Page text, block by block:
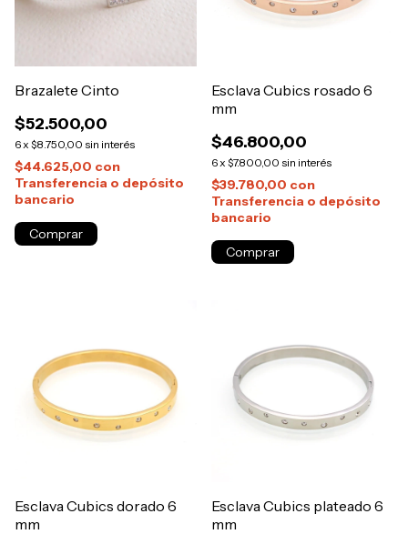
Brazalete Cinto
$52.500,00
6 x $8.750,00 sin interés
$44.625,00 con
Transferencia o depósito
bancario
Esclava Cubics rosado 6
mm
$46.800,00
6 x $7.800,00 sin interés
$39.780,00 con
Transferencia o depósito
bancario
Esclava Cubics dorado 6
mm
Esclava Cubics plateado 6
mm